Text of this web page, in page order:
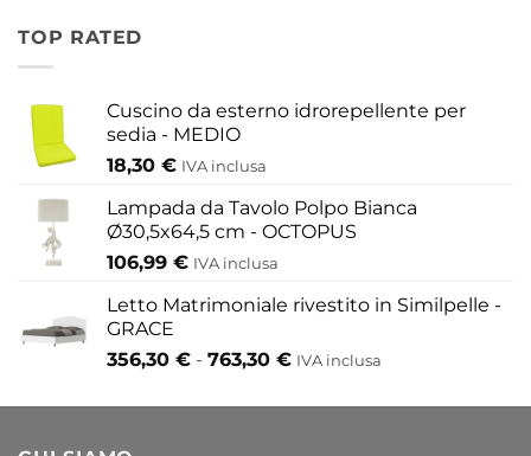
433,30 €
TOP RATED
Cuscino da esterno idrorepellente per
sedia - MEDIO
18,30 € IVA inclusa
Lampada da Tavolo Polpo Bianca
Ø30,5x64,5 cm - OCTOPUS
106,99 € IVA inclusa
Letto Matrimoniale rivestito in Similpelle -
GRACE
356,30 € - 763,30 €Fascia
prezzo:
IVA inclusa